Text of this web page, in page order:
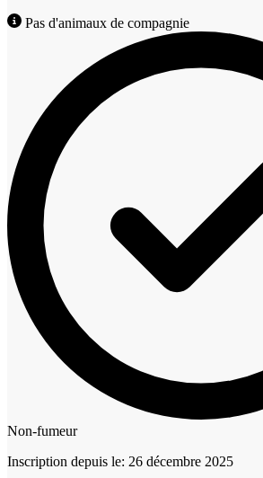
Pas d'animaux de compagnie
Non-fumeur
Inscription depuis le: 26 décembre 2025